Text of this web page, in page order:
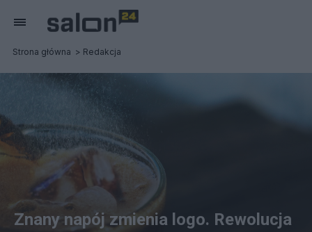
Strona główna Redakcja
Znany napój zmienia logo. Rewolucja